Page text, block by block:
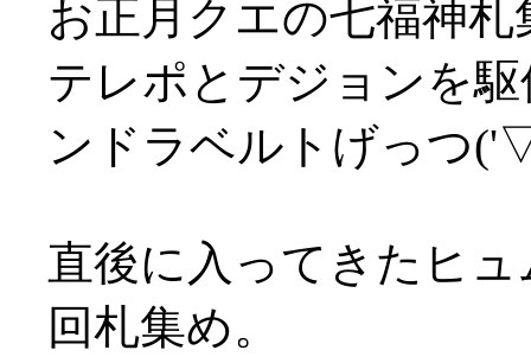
お正月クエの七福神札
テレポとデジョンを
ンドラベルトげっつ
直後に入ってきたヒ
回札集め。